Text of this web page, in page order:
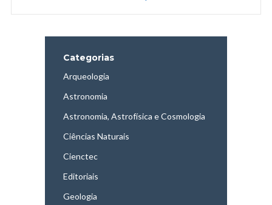
Categorias
Arqueologia
Astronomia
Astronomia, Astrofísica e Cosmologia
Ciências Naturais
Cienctec
Editoriais
Geologia